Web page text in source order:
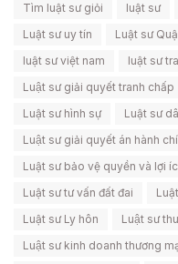
Tìm luật sư giỏi
luật sư
Luật sư uy tín
Luật sư
luật sư việt nam
luật sư
Luật sư giải quyết tranh chấp
Luật sư hình sự
Luật sư
Luật sư giải quyết án hành
Luật sư bảo vệ quyền và lợi
Luật sư tư vấn đất đai
Luật sư Ly hôn
Luật sư
Luật sư kinh doanh thương